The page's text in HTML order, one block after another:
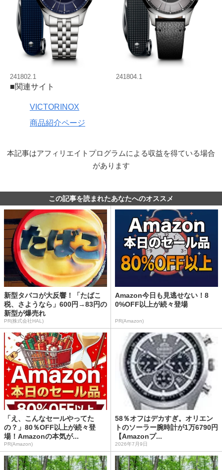
241802.1 241804.1
■関連サイト
VICTORINOX
商品紹介ページ
本記事はアフィリエイトプログラムによる収益を得ている場合
があります
この記事を読まれたあなたへのオススメ
新型タバコが大反響！「たばこ
税、さようなら」600円→83円の
新型が爆売れ
PR(株式会社HAL)
Amazon今日も見逃せない！8
0%OFF以上が続々登場
PR(Amazon)
「え、こんなセールやってた
の？」80％OFF以上が続々登
場！Amazonの本気が...
PR(Amazon)
58％オフはデカすぎ。オリエン
トのソーラー腕時計が1万6790円
【Amazonプ...
2026年7月9日